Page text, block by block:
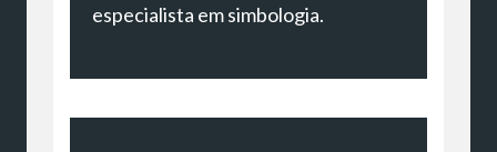
especialista em simbologia.